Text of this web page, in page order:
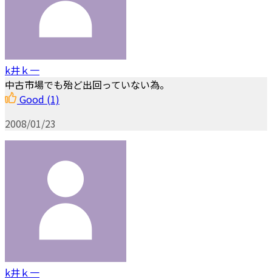
k井ｋ一
中古市場でも殆ど出回っていない為。
Good (1)
2008/01/23
k井ｋ一